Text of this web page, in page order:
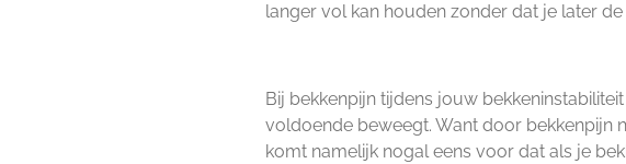
langer vol kan houden zonder dat je later
Bij bekkenpijn tijdens jouw
voldoende beweegt. Want door bekkenpijn
komt namelijk nogal eens voor dat als je